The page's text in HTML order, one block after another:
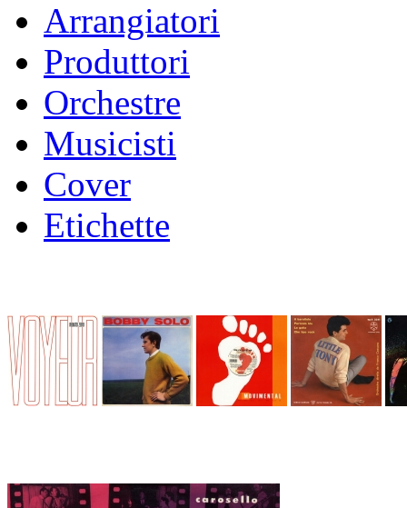
Arrangiatori
Produttori
Orchestre
Musicisti
Cover
Etichette